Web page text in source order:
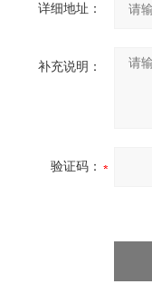
详细地址：
补充说明：
验证码：